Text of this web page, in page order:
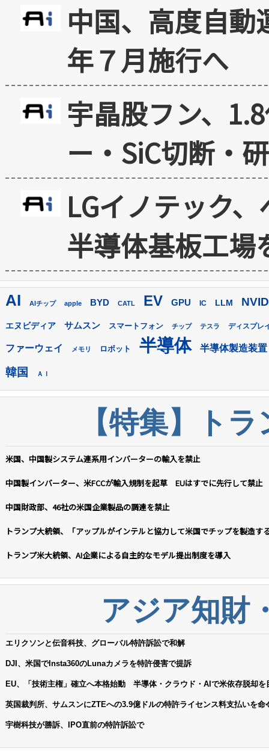
中国、高度自
年７月施行へ
宇晶股フン、
ー・SiC切断・
LGイノテック
半導体基板工場
AI AIチップ apple BYD CATL EV GPU IC LLM
エヌビディア サムスン スマートフォン チップ テスラ ディスプレ
ファーウェイ メモリ ロボット 半導体 半導体製造装置
韓国 ＡＩ
【特集】ト
米国、中国製システム連系用インバーターの輸入を禁止
中国製インバーター、米FCCが輸入規制を起草 EUはすでに先行して禁止
中国財政部、46社の米国企業製品の調達を禁止
トランプ大統領、「アップルがインテルと協力して米国でチップを製造す
トランプ米大統領、AI企業による自主的なモデル提出制度を導入
アジア知財
エリクソンと伝音科技、グローバル特許訴訟で和解
DJI、米国でInsta360のLunaカメラを特許侵害で提訴
EU、「技術主権」確立へ本格始動 半導体・クラウド・AIで米依存脱却を
英国裁判所、サムスンにZTEへの3.9億ドルの特許ライセンス料支払いを命
宇樹科技が勝訴、IPO直前の特許訴訟で